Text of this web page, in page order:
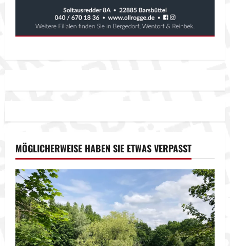
MÖGLICHERWEISE HABEN SIE ETWAS VERPASST